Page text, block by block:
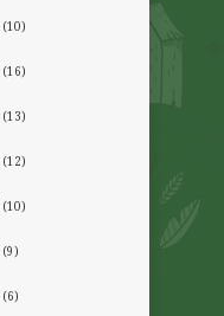
(10)
(16)
(13)
(12)
(10)
(9)
(6)